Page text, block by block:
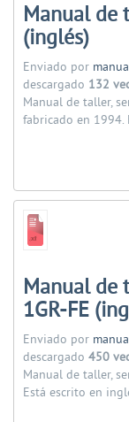
Manual de
(inglés)
Enviado por
descargado 132
Manual de taller,
fabricado en 1994.
Manual de
1GR-FE
Enviado por
descargado 450
Manual de taller,
Está escrito en